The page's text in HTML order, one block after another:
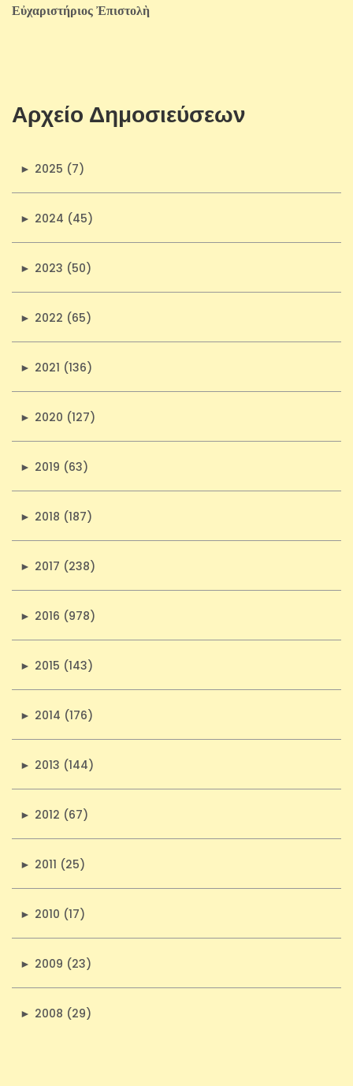
Εὐχαριστήριος Ἐπιστολὴ
Αρχείο Δημοσιεύσεων
► 2025 (7)
► 2024 (45)
► 2023 (50)
► 2022 (65)
► 2021 (136)
► 2020 (127)
► 2019 (63)
► 2018 (187)
► 2017 (238)
► 2016 (978)
► 2015 (143)
► 2014 (176)
► 2013 (144)
► 2012 (67)
► 2011 (25)
► 2010 (17)
► 2009 (23)
► 2008 (29)